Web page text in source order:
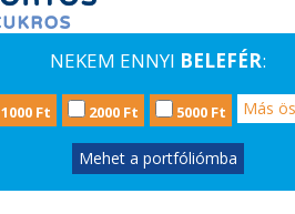
NEKEM ENNYI BELEFÉR:
1000 Ft 2000 Ft 5000 Ft Más
Mehet a portfóliómba